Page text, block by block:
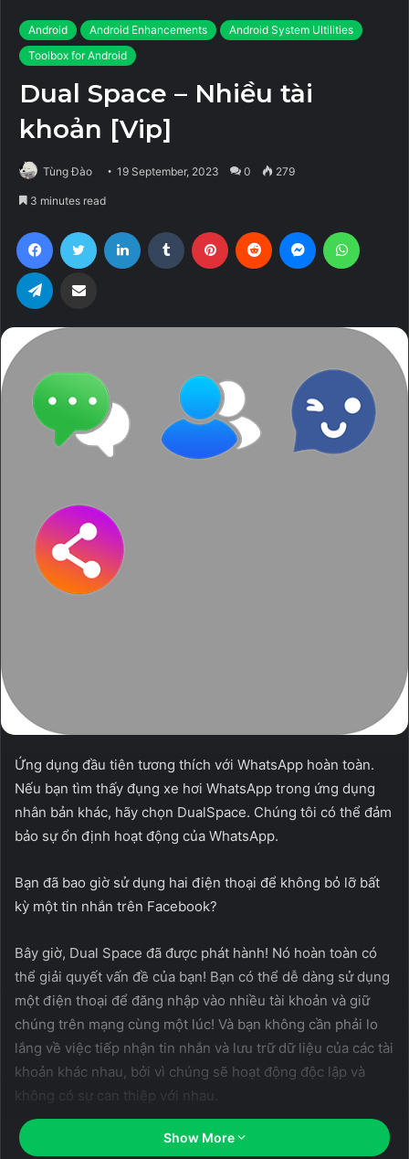
Android Android Enhancements
Android System Ultilities
Toolbox for Android
Dual Space – Nhiều tài
khoản [Vip]
Tùng Đào 19 September, 2023 0 279
3 minutes read
FacebookTwitter LinkedIn Tumblr Pinterest Reddit Messenger
Telegram Share via Email
Ứng dụng đầu tiên tương thích với WhatsApp hoàn toàn.
Nếu bạn tìm thấy đụng xe hơi WhatsApp trong ứng dụng
nhân bản khác, hãy chọn DualSpace. Chúng tôi có thể đảm
bảo sự ổn định hoạt động của WhatsApp.
Bạn đã bao giờ sử dụng hai điện thoại để không bỏ lỡ bất
kỳ một tin nhắn trên Facebook?
Bây giờ, Dual Space đã được phát hành! Nó hoàn toàn có
thể giải quyết vấn đề của bạn! Bạn có thể dễ dàng sử dụng
một điện thoại để đăng nhập vào nhiều tài khoản và giữ
chúng trên mạng cùng một lúc! Và bạn không cần phải lo
lắng về việc tiếp nhận tin nhắn và lưu trữ dữ liệu của các tài
khoản khác nhau, bởi vì chúng sẽ hoạt động độc lập và
không có sự can thiệp với nhau.
Giữ nhiều tài khoản xã hội đăng nhập đồng thời.
Show More